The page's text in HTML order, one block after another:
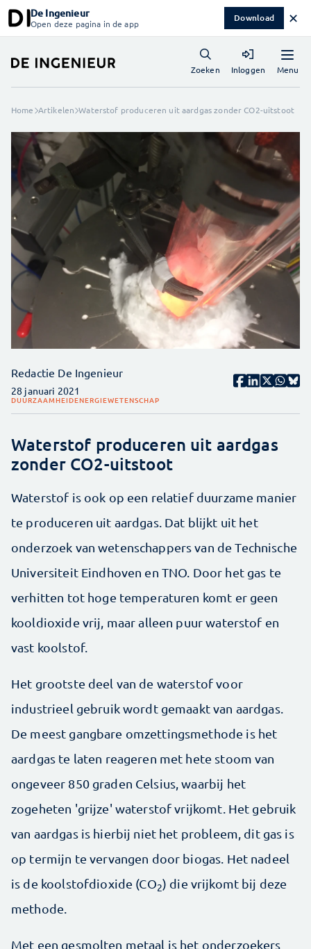
De Ingenieur
Open deze pagina in de app Download ✕
Menu
Zoeken Inloggen
Home Artikelen Waterstof produceren uit aardgas zonder CO2-uitstoot
Redactie De Ingenieur
28 januari 2021
DUURZAAMHEIDENERGIEWETENSCHAP
Waterstof produceren uit aardgas
zonder CO2-uitstoot
Waterstof is ook op een relatief duurzame manier
te produceren uit aardgas. Dat blijkt uit het
onderzoek van wetenschappers van de Technische
Universiteit Eindhoven en TNO. Door het gas te
verhitten tot hoge temperaturen komt er geen
kooldioxide vrij, maar alleen puur waterstof en
vast koolstof.
Het grootste deel van de waterstof voor
industrieel gebruik wordt gemaakt van aardgas.
De meest gangbare omzettingsmethode is het
aardgas te laten reageren met hete stoom van
ongeveer 850 graden Celsius, waarbij het
zogeheten 'grijze' waterstof vrijkomt. Het gebruik
van aardgas is hierbij niet het probleem, dit gas is
op termijn te vervangen door biogas. Het nadeel
is de koolstofdioxide (CO2) die vrijkomt bij deze
methode.
Met een gesmolten metaal is het onderzoekers